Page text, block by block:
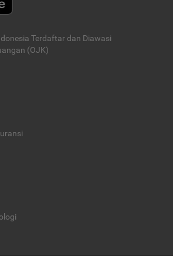
Terdaftar dan Diawasi
(OJK)